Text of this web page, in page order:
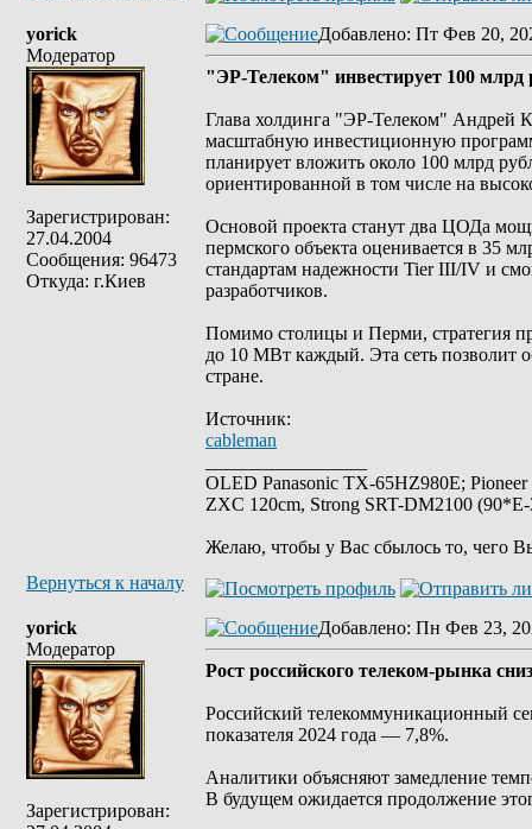
yorick
Модератор
Зарегистрирован:
27.04.2004
Сообщения: 96473
Откуда: г.Киев
Добавлено: Пт Фев 20,
"ЭР-Телеком" инвестирует 100 млрд
Глава холдинга "ЭР-Телеком" Андрей
масштабную инвестиционную
планирует вложить около 100 млрд
ориентированной в том числе на
Основой проекта станут два ЦОДа
пермского объекта оценивается в 35
стандартам надежности Tier III/IV и
разработчиков.
Помимо столицы и Перми, стратегия
до 10 МВт каждый. Эта сеть позволит
стране.
Источник:
cableman
OLED Panasonic TX-65HZ980E;
ZXC 120cm, Strong SRT-DM2100
Желаю, чтобы у Вас сбылось то, чего
Вернуться к началу
yorick
Модератор
Зарегистрирован:
Добавлено: Пн Фев 23,
Рост российского телеком-рынка
Российский телекоммуникационный
показателя 2024 года — 7,8%.
Аналитики объясняют замедление
В будущем ожидается продолжение